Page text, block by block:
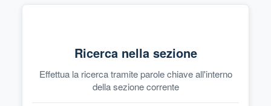
Ricerca nella sezione
Effettua la ricerca tramite parole chiave all'interno
della sezione corrente